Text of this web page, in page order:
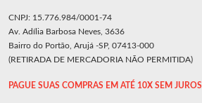
CNPJ: 15.776.984/0001-74
Av. Adília Barbosa Neves, 3636
Bairro do Portão, Arujá -SP, 07413-000
(RETIRADA DE MERCADORIA NÃO PERMITIDA)
PAGUE SUAS COMPRAS EM ATÉ 10X SEM JUROS